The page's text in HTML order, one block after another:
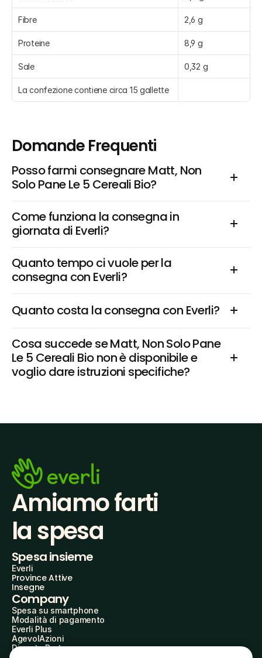
Fibre 2,6 g
Proteine 8,9 g
Sale 0,32 g
La confezione contiene circa 15 gallette
Domande Frequenti
Posso farmi consegnare Matt, Non
Solo Pane Le 5 Cereali Bio?
Come funziona la consegna in
giornata di Everli?
Quanto tempo ci vuole per la
consegna con Everli?
Quanto costa la consegna con Everli?
Cosa succede se Matt, Non Solo Pane
Le 5 Cereali Bio non è disponibile e
voglio dare istruzioni specifiche?
Amiamo farti
la spesa
Spesa insieme
Everli
Province Attive
Insegne
Company
Spesa su smartphone
Modalità di pagamento
Everli Plus
AgevolAzioni
Diventa Partner